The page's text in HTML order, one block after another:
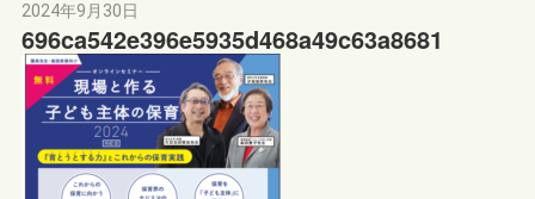
2024年9月30日
696ca542e396e5935d468a49c63a8681